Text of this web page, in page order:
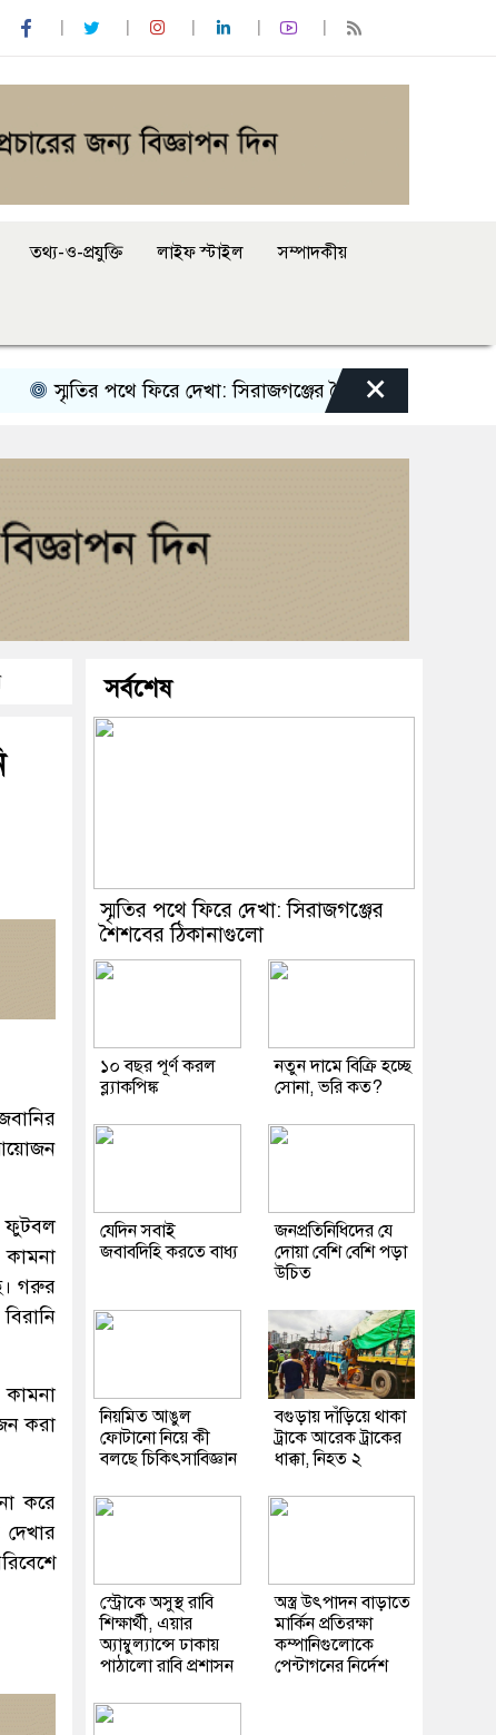
তথ্য-ও-প্রযুক্তি লাইফ স্টাইল সম্পাদকীয়
স্মৃতির পথে ফিরে দেখা: সিরাজগঞ্জের শৈশবের ঠিকানাগুলো
×
ফুটবল
গরুর
করা
করে
সর্বশেষ
স্মৃতির পথে ফিরে দেখা: সিরাজগঞ্জের
শৈশবের ঠিকানাগুলো
১০ বছর পূর্ণ করল
ব্ল্যাকপিঙ্ক
নতুন দামে বিক্রি হচ্ছে
সোনা, ভরি কত?
যেদিন সবাই
জবাবদিহি করতে বাধ্য
জনপ্রতিনিধিদের যে
দোয়া বেশি বেশি পড়া
উচিত
নিয়মিত আঙুল
ফোটানো নিয়ে কী
বলছে চিকিৎসাবিজ্ঞান
বগুড়ায় দাঁড়িয়ে থাকা
ট্রাকে আরেক ট্রাকের
ধাক্কা, নিহত ২
স্ট্রোকে অসুস্থ রাবি
শিক্ষার্থী, এয়ার
অ্যাম্বুল্যান্সে ঢাকায়
পাঠালো রাবি প্রশাসন
অস্ত্র উৎপাদন বাড়াতে
মার্কিন প্রতিরক্ষা
কম্পানিগুলোকে
পেন্টাগনের নির্দেশ